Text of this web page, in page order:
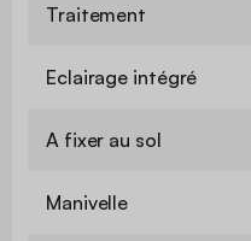
Traitement
Eclairage intégré
A fixer au sol
Manivelle